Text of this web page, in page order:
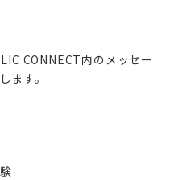
CONNECT内のメッセー
ます。